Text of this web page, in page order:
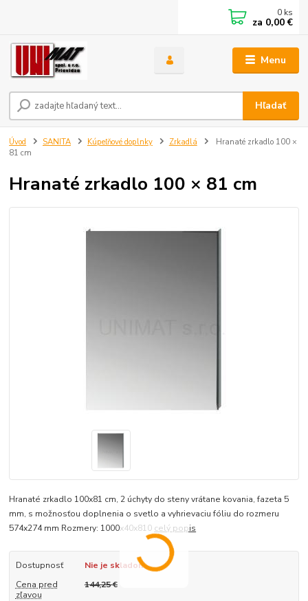
Menu
Hľadať
0 ks
za 0,00 €
Úvod SANITA Kúpeľňové doplnky Zrkadlá
Hranaté zrkadlo 100 ×
81 cm
Hranaté zrkadlo 100 × 81 cm
Hranaté zrkadlo 100x81 cm, 2 úchyty do steny vrátane kovania, fazeta 5
mm, s možnosťou doplnenia o svetlo a vyhrievaciu fóliu do rozmeru
574x274 mm Rozmery: 1000x40x810 celý popis
Dostupnosť
Nie je skladom
Cena pred
zľavou
144,25 €